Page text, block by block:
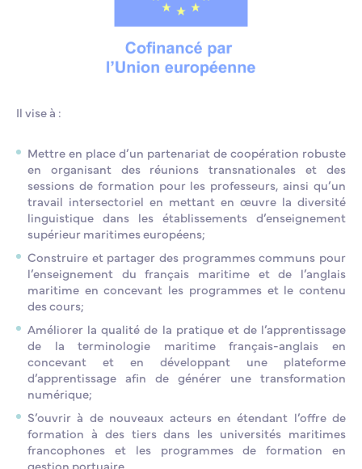
Il vise à :
Mettre en place d’un partenariat de coopération robuste
en organisant des réunions transnationales et des
sessions de formation pour les professeurs, ainsi qu’un
travail intersectoriel en mettant en œuvre la diversité
linguistique dans les établissements d’enseignement
supérieur maritimes européens;
Construire et partager des programmes communs pour
l’enseignement du français maritime et de l’anglais
maritime en concevant les programmes et le contenu
des cours;
Améliorer la qualité de la pratique et de l’apprentissage
de la terminologie maritime français-anglais en
concevant et en développant une plateforme
d’apprentissage afin de générer une transformation
numérique;
S’ouvrir à de nouveaux acteurs en étendant l’offre de
formation à des tiers dans les universités maritimes
francophones et les programmes de formation en